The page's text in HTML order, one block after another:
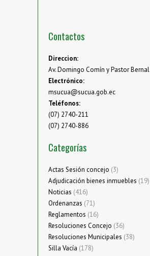
Contactos
Direccion:
Av. Domingo Comín y Pastor Bernal
Electrónico:
msucua@sucua.gob.ec
Teléfonos:
(07) 2740-211
(07) 2740-886
Categorías
Actas Sesión concejo (3)
Adjudicación bienes inmuebles (19)
Noticias (416)
Ordenanzas (71)
Reglamentos (16)
Resoluciones Concejo (36)
Resoluciones Municipales (38)
Silla Vacía (178)